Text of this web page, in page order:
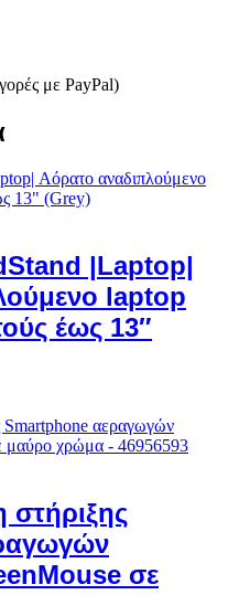
με PayPal)
|Laptop|
laptop
έως 13″
στήριξης
σε